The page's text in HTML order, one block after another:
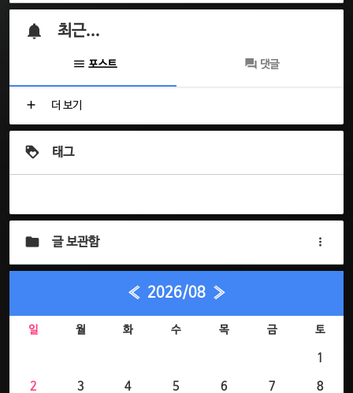
최근...
포스트 댓글
더 보기
태그
글 보관함
« 2026/08 »
일 월 화 수 목 금 토
1
2 3 4 5 6 7 8